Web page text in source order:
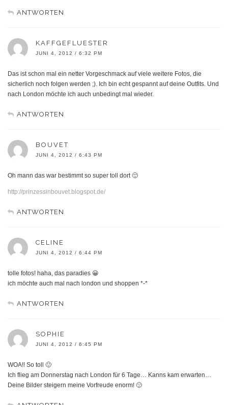
ANTWORTEN
KAFFGEFLUESTER
JUNI 4, 2012 / 6:32 PM
Das ist schon mal ein netter Vorgeschmack auf viele weitere Fotos, die
sicherlich noch folgen werden ;). Ich bin echt gespannt auf deine Outfits. Und
nach London möchte ich auch unbedingt mal wieder.
ANTWORTEN
BOUVET
JUNI 4, 2012 / 6:43 PM
Oh mann das war bestimmt so super toll dort 🙂
http://prinzessinbouvet.blogspot.de/
ANTWORTEN
CELINE
JUNI 4, 2012 / 6:44 PM
tolle fotos! haha, das paradies 😀
ich möchte auch mal nach london und shoppen *-*
ANTWORTEN
SOPHIE
JUNI 4, 2012 / 6:45 PM
WOA!! So toll 🙂
Ich flieg am Donnerstag nach London für 6 Tage… Kanns kam erwarten…
Deine Bilder steigern meine Vorfreude enorm! 🙂